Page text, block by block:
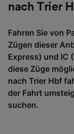
nach Trier
Fahren Sie von
Zügen dieser
Express) und IC
diese Züge
nach Trier Hbf
der Fahrt
suchen.